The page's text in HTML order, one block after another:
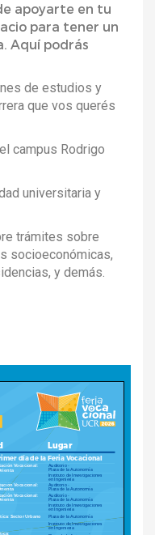
apoyarte en tu
para tener un
Aquí podrás
de estudios y
que vos querés
campus Rodrigo
universitaria y
trámites sobre
socioeconómicas,
y demás.